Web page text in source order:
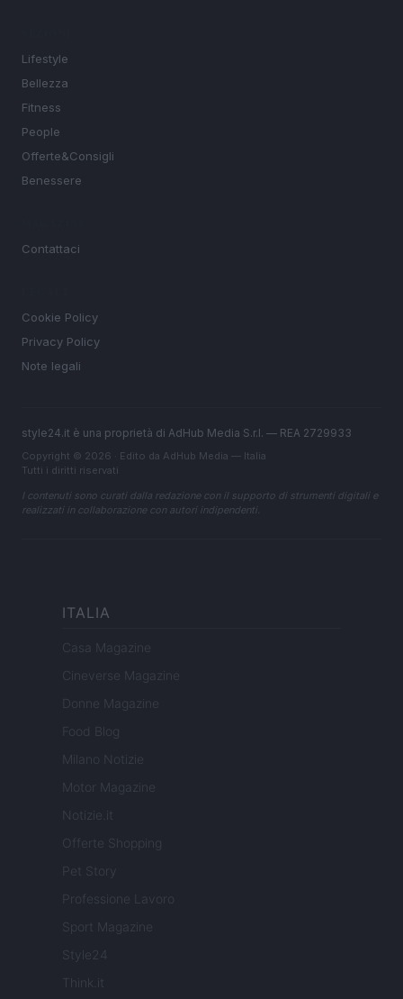
Lifestyle
Bellezza
Fitness
People
Offerte&Consigli
Benessere
Contattaci
Cookie Policy
Privacy Policy
Note legali
style24.it è una proprietà di AdHub Media S.r.l. — REA 2729933
Copyright © 2026 · Edito da AdHub Media — Italia
Tutti i diritti riservati
I contenuti sono curati dalla redazione con il supporto di strumenti digitali e
realizzati in collaborazione con autori indipendenti.
ITALIA
Casa Magazine
Cineverse Magazine
Donne Magazine
Food Blog
Milano Notizie
Motor Magazine
Notizie.it
Offerte Shopping
Pet Story
Professione Lavoro
Sport Magazine
Style24
Think.it